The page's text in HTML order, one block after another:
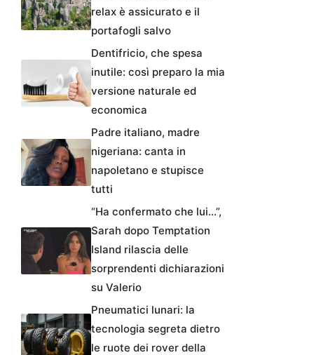
relax è assicurato e il
portafogli salvo
Dentifricio, che spesa
inutile: così preparo la mia
versione naturale ed
economica
Padre italiano, madre
nigeriana: canta in
napoletano e stupisce
tutti
“Ha confermato che lui…”,
Sarah dopo Temptation
Island rilascia delle
sorprendenti dichiarazioni
su Valerio
Pneumatici lunari: la
tecnologia segreta dietro
le ruote dei rover della